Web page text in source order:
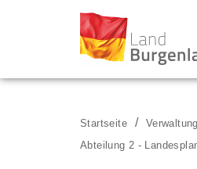
Zum Inhalt
Zum Menü
Zur Suche
Startseite Verwaltung
Abteilung 2 -